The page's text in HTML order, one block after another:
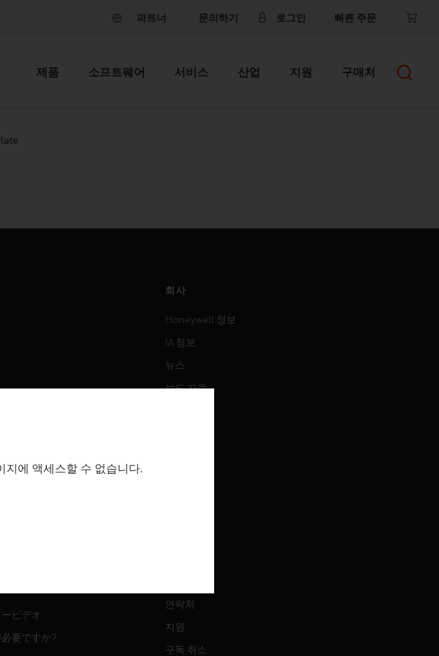
파트너 문의하기 로그인 빠른 주문
제품 소프트웨어 서비스 산업 지원 구매처
ビデオ
要ですか?
회사
Honeywell 정보
IA 정보
뉴스
보도 자료
연락처
지원
구독 취소
지에 액세스할 수 없습니다.